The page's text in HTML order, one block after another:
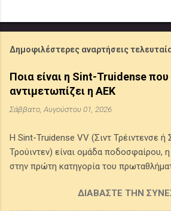
Δημοφιλέστερες αναρτήσεις
Ποια είναι η Sint-Truidense που
αντιμετωπίζει η ΑΕΚ
Σάββατο, Αυγούστου 01, 2026
Η Sint-Truidense VV (Σιντ Τρέιντενσε ή
Τρούιντεν) είναι ομάδα ποδοσφαίρου,
στην πρώτη κατηγορία του
επαρχία της Λιμβουργίας του
ΔΙΑΒΆΣΤΕ ΤΗΝ